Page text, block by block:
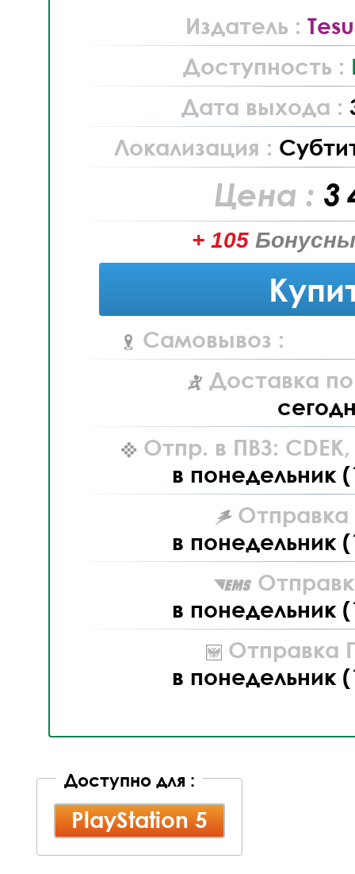
Издатель :
Доступность :
Дата выхода :
Локализация :
Цена : 3
+ 105
Самовывоз :
Доставка
Отпр. в ПВЗ: CDEK,
в понедельник
Отправка
в понедельник
в понедельник
Отправка
в понедельник
Доступно для :
PlayStation 5